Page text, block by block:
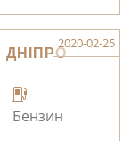
ДНІПРО
2020-02-25
Бензин